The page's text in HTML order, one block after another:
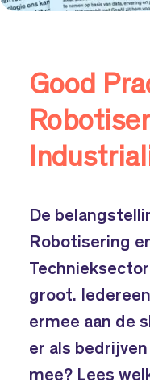
Good
De
Robotisering
groot.
ermee aan de
er als
mee? Lees